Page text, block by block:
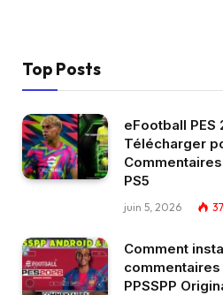
Top Posts
eFootball PES
Télécharger
PS5
juin 5, 2026
Comment
PPSSPP